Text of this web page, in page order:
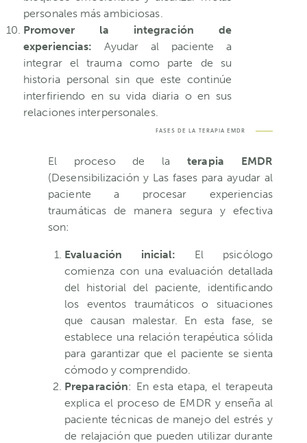
personales más ambiciosas.
Promover la integración de
experiencias: Ayudar al paciente a
integrar el trauma como parte de su
historia personal sin que este continúe
interfiriendo en su vida diaria o en sus
relaciones interpersonales.
FASES DE LA TERAPIA EMDR
El proceso de laterapia EMDR
(Desensibilización y Las fases para ayudar al
paciente a procesar experiencias
traumáticas de manera segura y efectiva
son:
Evaluación inicial: El psicólogo
comienza con una evaluación detallada
del historial del paciente, identificando
los eventos traumáticos o situaciones
que causan malestar. En esta fase, se
establece una relación terapéutica sólida
para garantizar que el paciente se sienta
cómodo y comprendido.
Preparación: En esta etapa, el terapeuta
explica el proceso de EMDR y enseña al
paciente técnicas de manejo del estrés y
de relajación que pueden utilizar durante